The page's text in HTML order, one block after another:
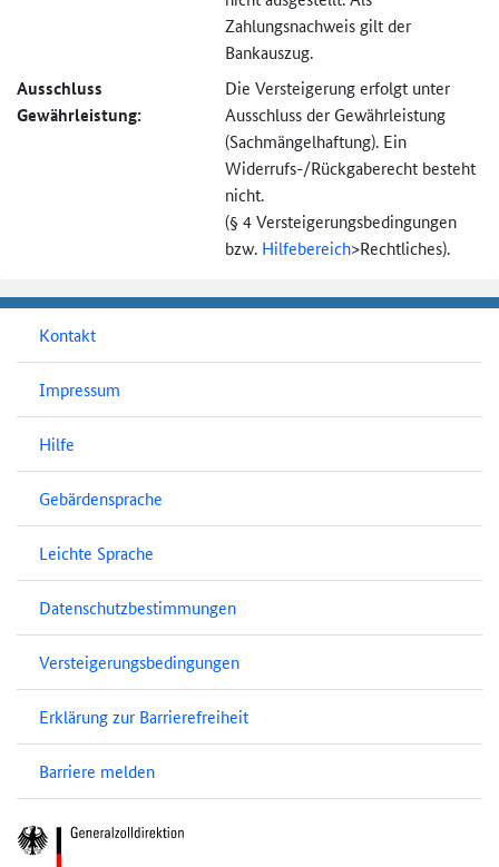
Zahlungsnachweis gilt der
Bankauszug.
Ausschluss
Gewährleistung:
Die Versteigerung erfolgt unter
Ausschluss der Gewährleistung
(Sachmängel­haftung). Ein
Widerrufs-/Rückgaberecht besteht
nicht.
(§ 4 Versteigerungs­bedingungen
bzw. Hilfebereich>Rechtliches).
Kontakt
Impressum
Hilfe
Gebärdensprache
Leichte Sprache
Datenschutzbestimmungen
Versteigerungsbedingungen
Erklärung zur Barrierefreiheit
Barriere melden